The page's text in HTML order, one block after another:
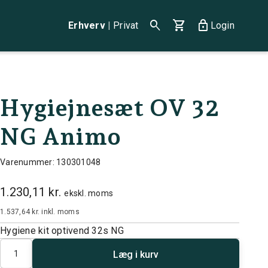
Erhverv | Privat search shopping_cart lock Login
Hygiejnesæt OV 32
NG Animo
Varenummer: 130301048
1.230,11 kr.ekskl. moms
1.537,64 kr.inkl. moms
Hygiene kit optivend 32s NG
Antal
Læg i kurv